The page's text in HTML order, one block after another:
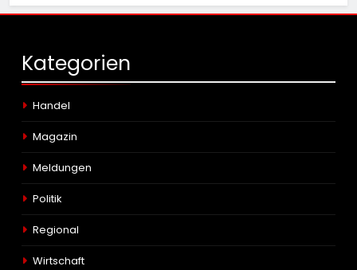
Kategorien
Handel
Magazin
Meldungen
Politik
Regional
Wirtschaft